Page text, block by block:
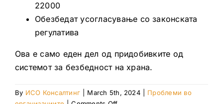
22000
Обезбедат усогласување со законската
регулатива
Ова е само еден дел од придобивките од
системот за безбедност на храна.
By ИСО Консалтинг March 5th, 2024
Проблеми во